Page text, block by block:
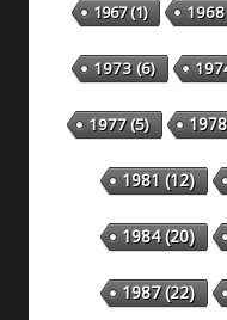
1967(1) 1968
1973(6)
1977(5) 1978
1981 (12)
1984(20)
1987(22)